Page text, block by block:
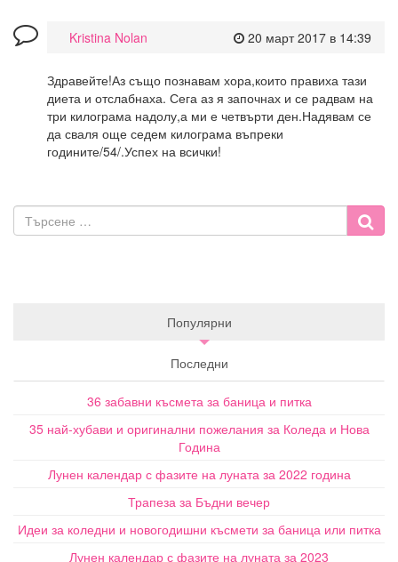
20 март 2017 в 14:39
Kristina Nolan
Здравейте!Аз също познавам хора,които правиха тази
диета и отслабнаха. Сега аз я започнах и се радвам на
три килограма надолу,а ми е четвърти ден.Надявам се
да сваля още седем килограма въпреки
годините/54/.Успех на всички!
Популярни
Последни
36 забавни късмета за баница и питка
35 най-хубави и оригинални пожелания за Коледа и Нова
Година
Лунен календар с фазите на луната за 2022 година
Трапеза за Бъдни вечер
Идеи за коледни и новогодишни късмети за баница или питка
Лунен календар с фазите на луната за 2023